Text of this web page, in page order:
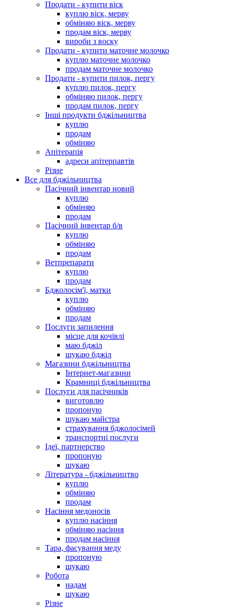
Продати - купити віск
куплю віск, мерву
обміняю віск, мерву
продам віск, мерву
вироби з воску
Продати - купити маточне молочко
куплю маточне молочко
продам маточне молочко
Продати - купити пилок, пергу
куплю пилок, пергу
обміняю пилок, пергу
продам пилок, пергу
Інші продукти бджільництва
куплю
продам
обміняю
Апітерапія
адреси апітерпавтів
Різне
Все для бджільництва
Пасічний інвентар новий
куплю
обміняю
продам
Пасічний інвентар б/в
куплю
обміняю
продам
Ветпрепарати
куплю
продам
Бджолосім'ї, матки
куплю
обміняю
продам
Послуги запилення
місце для кочівлі
маю бджіл
шукаю бджіл
Магазини бджільництва
Інтернет-магазини
Крамниці бджільництва
Послуги для пасічників
виготовлю
пропоную
шукаю майстра
страхування бджолосімей
транспортні послуги
Ідеї, партнерство
пропоную
шукаю
Література - бджільництво
куплю
обміняю
продам
Насіння медоносів
куплю насіння
обміняю насіння
продам насіння
Тара, фасування меду
пропоную
шукаю
Робота
надам
шукаю
Різне